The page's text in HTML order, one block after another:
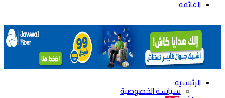
القائمة
الرئيسية
سياسة الخصوصية